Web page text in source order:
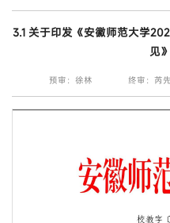
3.1 关于印发《安徽师范大学
见
预审：徐林 终审：芮